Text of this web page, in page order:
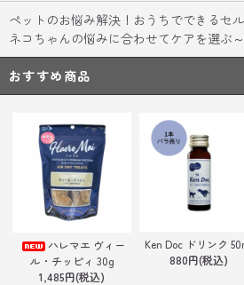
ペットのお悩み解決！おうちでできるセ
ネコちゃんの悩みに合わせてケアを選ぶ～
おすすめ商品
ハレマエ ヴィー
ル・チッピィ 30g
1,485円(税込)
Ken Doc ドリンク
880円(税込)